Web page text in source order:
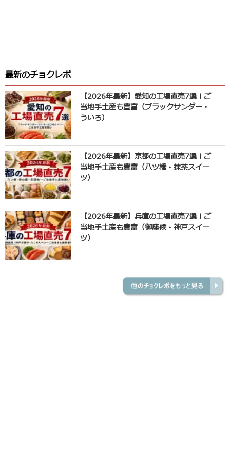
最新のチョクレポ
【2026年最新】愛知の工場直売7選！ご
当地手土産も豊富（ブラックサンダー・
ういろ）
【2026年最新】京都の工場直売7選！ご
当地手土産も豊富（八ツ橋・抹茶スイー
ツ）
【2026年最新】兵庫の工場直売7選！ご
当地手土産も豊富（御座候・神戸スイー
ツ）